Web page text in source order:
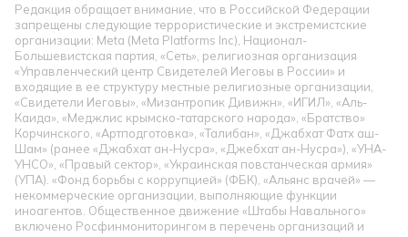
Редакция обращает внимание, что в Российской Федерации
запрещены следующие террористические и экстремистские
организации: Meta (Meta Platforms Inc), Национал-
Большевистская партия, «Сеть», религиозная организация
«Управленческий центр Свидетелей Иеговы в России» и
входящие в ее структуру местные религиозные организации,
«Свидетели Иеговы», «Мизантропик Дивижн», «ИГИЛ», «Аль-
Каида», «Меджлис крымско-татарского народа», «Братство»
Корчинского, «Артподготовка», «Талибан», «Джабхат Фатх аш-
Шам» (ранее «Джабхат ан-Нусра», «Джебхат ан-Нусра»), «УНА-
УНСО», «Правый сектор», «Украинская повстанческая армия»
(УПА). «Фонд борьбы с коррупцией» (ФБК), «Альянс врачей» —
некоммерческие организации, выполняющие функции
иноагентов. Общественное движение «Штабы Навального»
включено Росфинмониторингом в перечень организаций и